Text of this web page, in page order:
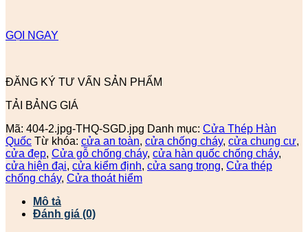
GỌI NGAY
ĐĂNG KÝ TƯ VẤN SẢN PHẨM
TẢI BẢNG GIÁ
Mã: 404-2.jpg-THQ-SGD.jpg Danh mục: Cửa Thép Hàn
Quốc Từ khóa: cửa an toàn, cửa chống cháy, cửa chung cư,
cửa đẹp, Cửa gỗ chống cháy, cửa hàn quốc chống cháy,
cửa hiện đại, cửa kiểm định, cửa sang trọng, Cửa thép
chống cháy, Cửa thoát hiểm
Mô tả
Đánh giá (0)